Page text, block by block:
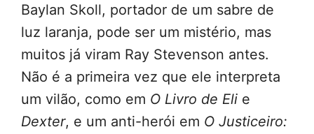
Baylan Skoll, portador de um sabre de
luz laranja, pode ser um mistério, mas
muitos já viram Ray Stevenson antes.
Não é a primeira vez que ele interpreta
um vilão, como em O Livro de Eli e
Dexter, e um anti-herói em O Justiceiro: